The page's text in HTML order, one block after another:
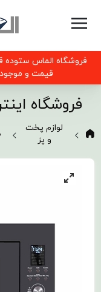
فروشگاه الماس ستوده
قیمت و
فروشگاه
لوازم پخت
و پز